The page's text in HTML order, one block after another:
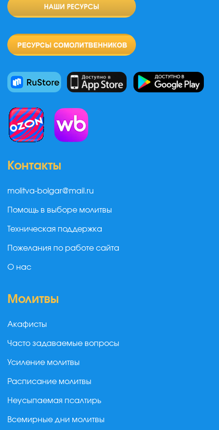
Контакты
molitva-bolgar@mail.ru
Помощь в выборе молитвы
Техническая поддержка
Пожелания по работе сайта
О нас
Молитвы
Акафисты
Часто задаваемые вопросы
Усиление молитвы
Расписание молитвы
Неусыпаемая псалтирь
Всемирные дни молитвы